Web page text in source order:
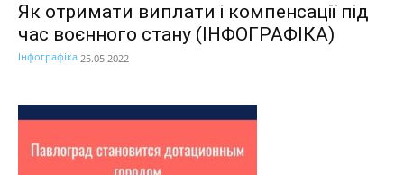
Як отримати виплати і компенсації під
час воєнного стану (ІНФОГРАФІКА)
Інфографіка 25.05.2022